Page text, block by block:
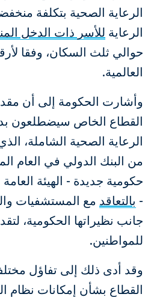
الرعاية الصحية بتكلفة
الرعاية للأسر ذات الدخل
حوالي ثلث السكان، وفقا
العالمية.
وأشارت الحكومة إلى أن
القطاع الخاص سيضطلعون
الرعاية الصحية الشاملة،
من البنك الدولي في العام
حكومية جديدة - الهيئة
- بالتعاقد مع المستشفيات
جانب نظيراتها الحكومية،
للمواطنين.
وقد أدى ذلك إلى تفاؤل
القطاع بشأن إمكانات نظام